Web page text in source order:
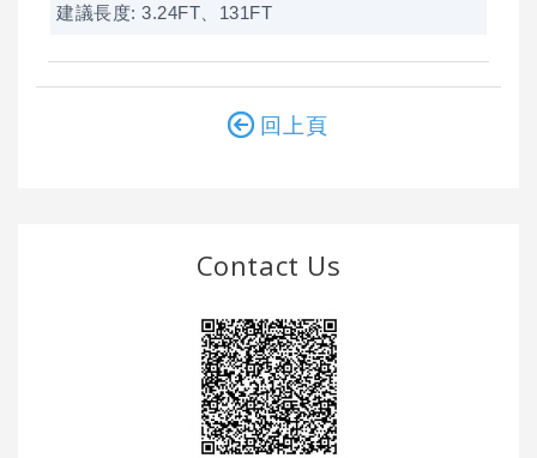
建議長度: 3.24FT、131FT
回上頁
Contact Us